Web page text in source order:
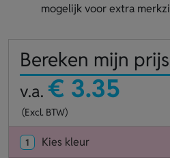
mogelijk voor extra
Bereken mijn prijs
v.a. € 3.35
(Excl. BTW)
1 Kies kleur